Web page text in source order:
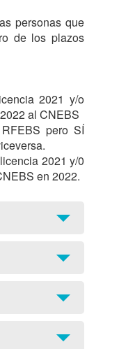
personas que
de los plazos
2021 y/o
al CNEBS
pero SÍ
2021 y/0